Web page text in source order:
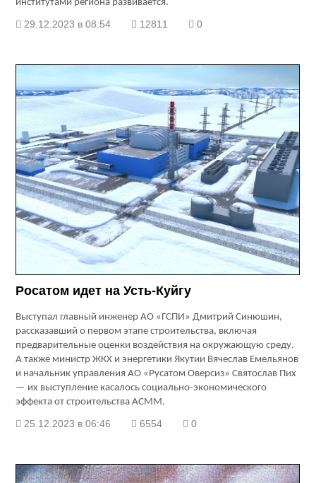
институтами региона развивается.
29.12.2023 в 08:54 12811 0
Росатом идет на Усть-Куйгу
Выступал главный инженер АО «ГСПИ» Дмитрий Синюшин,
рассказавший о первом этапе строительства, включая
предварительные оценки воздействия на окружающую среду.
А также министр ЖКХ и энергетики Якутии Вячеслав Емельянов
и начальник управления АО «Русатом Оверсиз» Святослав Пих
— их выступление касалось социально-экономического
эффекта от строительства АСММ.
25.12.2023 в 06:46 6554 0